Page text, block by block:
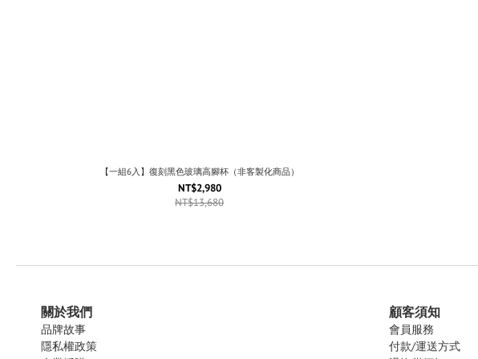
【一組6入】復刻黑色玻璃高腳杯（非客製化商品）
NT$2,980
NT$13,680
關於我們
品牌故事
隱私權政策
顧客須知
會員服務
付款/運送方式